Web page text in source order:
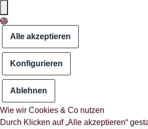
Alle akzeptieren
Konfigurieren
Ablehnen
Wie wir Cookies & Co nutzen
Durch Klicken auf „Alle akzeptieren“